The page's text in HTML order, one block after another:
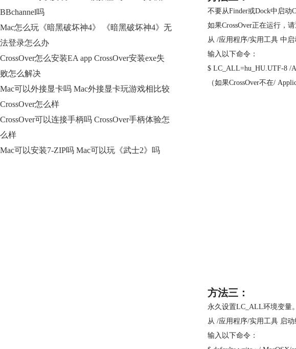
BBchannel吗
Mac怎么玩《暗黑破坏神4》 《暗黑破坏神4》无
法登录怎么办
CrossOver怎么安装EA app CrossOver安装exe失
败怎么解决
Mac可以外接显卡吗 Mac外接显卡玩游戏相比较
CrossOver怎么样
CrossOver可以连接手柄吗 CrossOver手柄体验怎
么样
Mac可以安装7-ZIP吗 Mac可以玩《武士2》吗
不要从Finder或Dock中启动
如果CrossOver正在运行，
从 /应用程序/实用工具 中
输入以下命令：
$ LC_ALL=hu_HU.UTF-8 /
（如果CrossOver不在/
方法三：
永久设置LC_ALL环境变量
从 /应用程序/实用工具 启动
输入以下命令：